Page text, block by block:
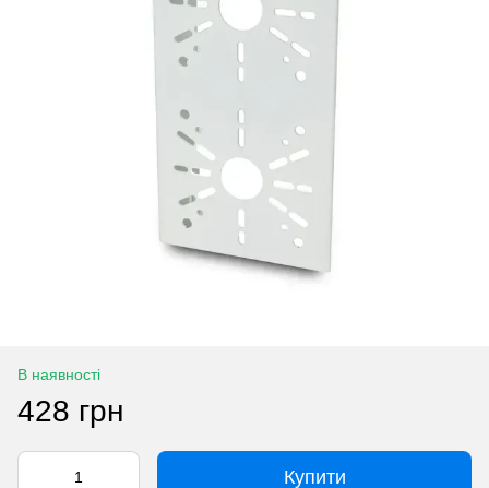
В наявності
428 грн
Купити